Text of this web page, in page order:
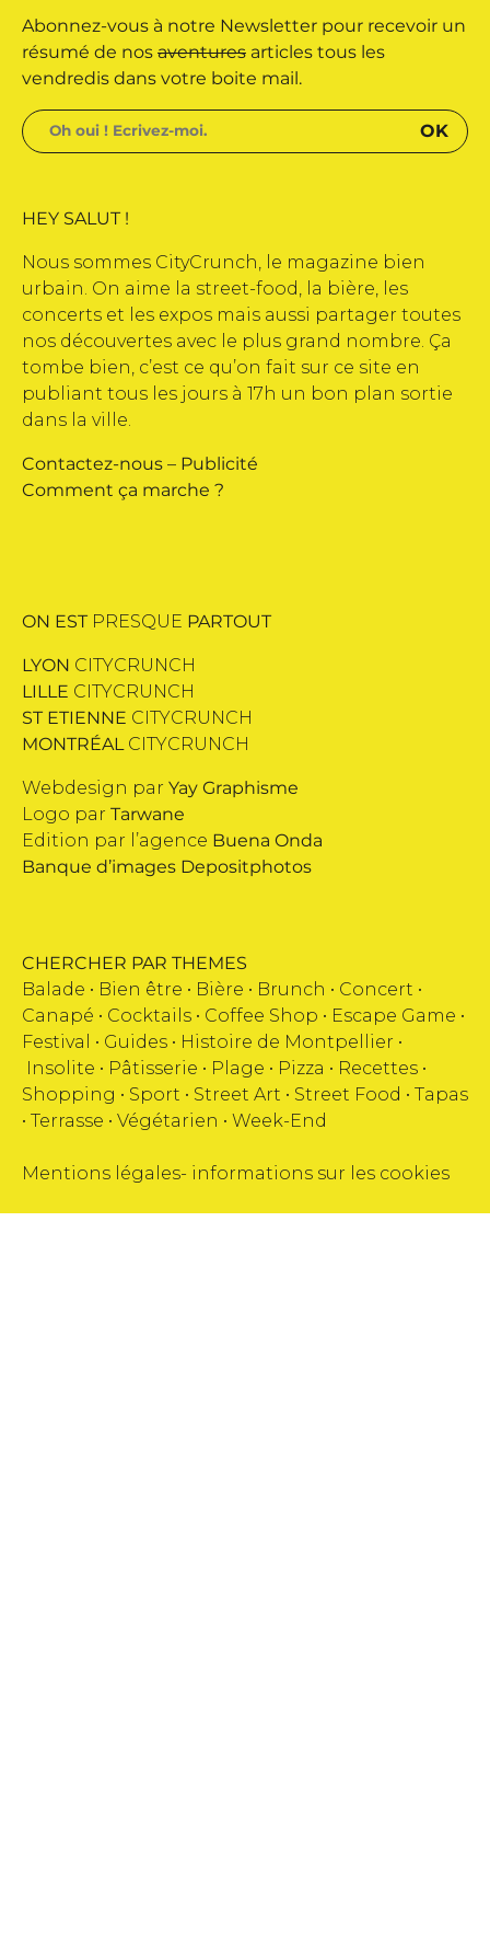
par Buena Onda Web •
Abonnez-vous à notre Newsletter pour recevoir un
résumé de nos aventures articles tous les
vendredis dans votre boite mail.
HEY SALUT !
Nous sommes CityCrunch, le magazine bien
urbain. On aime la street-food, la bière, les
concerts et les expos mais aussi partager toutes
nos découvertes avec le plus grand nombre. Ça
tombe bien, c’est ce qu’on fait sur ce site en
publiant tous les jours à 17h un bon plan sortie
dans la ville.
Contactez-nous – Publicité
Comment ça marche ?
ON EST PRESQUE PARTOUT
LYON CITYCRUNCH
LILLE CITYCRUNCH
ST ETIENNE CITYCRUNCH
MONTRÉAL CITYCRUNCH
Webdesign par Yay Graphisme
Logo par Tarwane
Edition par l’agence Buena Onda
Banque d’images Depositphotos
CHERCHER PAR THEMES
Balade • Bien être • Bière • Brunch • Concert •
Canapé • Cocktails • Coffee Shop • Escape Game •
Festival
• Guides • Histoire de Montpellier •
Insolite • Pâtisserie • Plage • Pizza • Recettes •
Shopping • Sport • Street Art • Street Food • Tapas
• Terrasse • Végétarien • Week-End
Mentions légales- informations sur les cookies